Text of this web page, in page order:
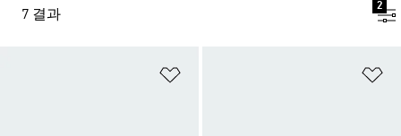
7 결과
2